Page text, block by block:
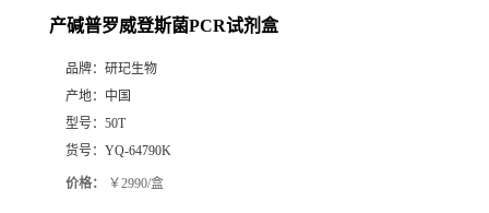
产碱普罗威登斯菌PCR试剂盒
品牌： 研玘生物
产地： 中国
型号： 50T
货号： YQ-64790K
价格： ￥2990/盒